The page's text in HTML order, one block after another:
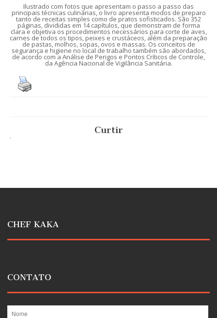
Ilustrado com fotos que apresentam o passo a passo das
principais técnicas culinárias, o livro apresenta modos de preparo
tanto de receitas simples como de pratos sofisticados. São 352
páginas, divididas em 14 capítulos, que demonstram de forma
clara e objetiva os procedimentos necessários para corte de aves,
carnes de todos os tipos, peixes e crustáceos, além da preparação
de pastas, molhos, sopas, ovos e massas. Os conceitos de
segurança e higiene no local de trabalho também são abordados,
de acordo com a Análise de Perigos e Pontos Críticos de Controle,
da Agência Nacional de Vigilância Sanitária.
Curtir
.
CHEF KAKA
CONTATO